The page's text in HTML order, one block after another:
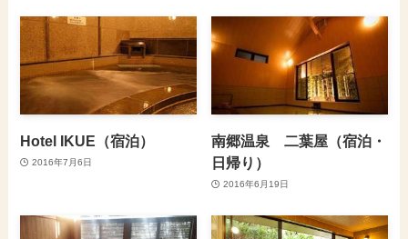
Hotel IKUE（宿泊）
2016年7月6日
南郷温泉 二葉屋（宿泊・
日帰り）
2016年6月19日